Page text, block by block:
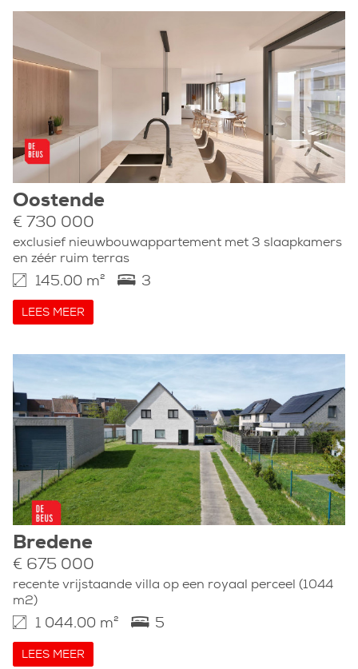
Oostende
€ 730 000
exclusief nieuwbouwappartement met 3 slaapkamers
en zéér ruim terras
145.00 m² 3
LEES MEER
Bredene
€ 675 000
recente vrijstaande villa op een royaal perceel (1044
m2)
1 044.00 m² 5
LEES MEER